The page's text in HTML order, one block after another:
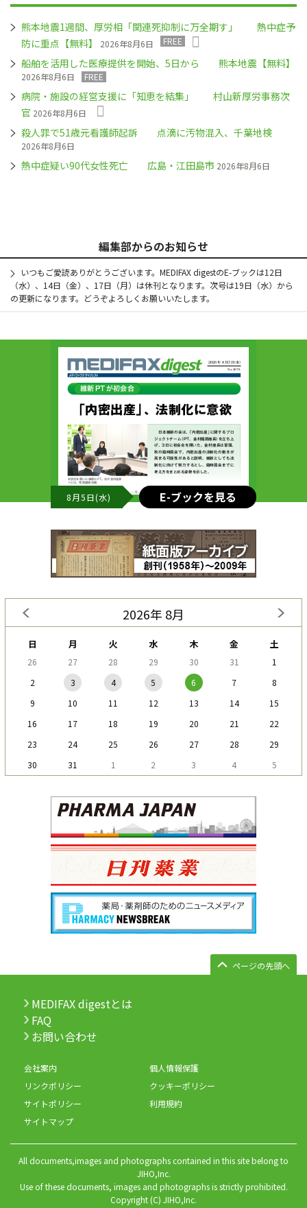
熊本地震1週間、厚労相「関連死抑制に万全期す」 熱中症予
防に重点【無料】
2026年8月6日 FREE
船舶を活用した医療提供を開始、5日から 熊本地震【無料】
2026年8月6日 FREE
病院・施設の経営支援に「知恵を結集」 村山新厚労事務次
官 2026年8月6日
殺人罪で51歳元看護師起訴 点滴に汚物混入、千葉地検
2026年8月6日
熱中症疑い90代女性死亡 広島・江田島市 2026年8月6日
編集部からのお知らせ
いつもご愛読ありがとうございます。MEDIFAX digestのE-ブックは12日
（水）、14日（金）、17日（月）は休刊となります。次号は19日（水）から
の更新になります。どうぞよろしくお願いいたします。
8月5日(水) E-ブックを見る
2026年 8月
日 月 火 水 木 金 土
26 27 28 29 30 31
1
2
3 4 5 6 7
8
9
10 11 12 13 14
15
16
17 18 19 20 21
22
23
24 25 26 27 28
29
30
31 1 2 3 4 5
ページの先頭へ
MEDIFAX digestとは
FAQ
お問い合わせ
会社案内
個人情報保護
リンクポリシー
クッキーポリシー
サイトポリシー
利用規約
サイトマップ
All documents,images and photographs contained in this site belong to
JIHO,Inc.
Use of these documents, images and photographs is strictly prohibited.
Copyright (C) JIHO,Inc.